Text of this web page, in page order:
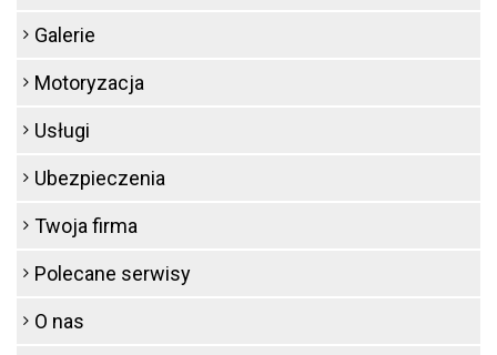
Galerie
Motoryzacja
Usługi
Ubezpieczenia
Twoja firma
Polecane serwisy
O nas